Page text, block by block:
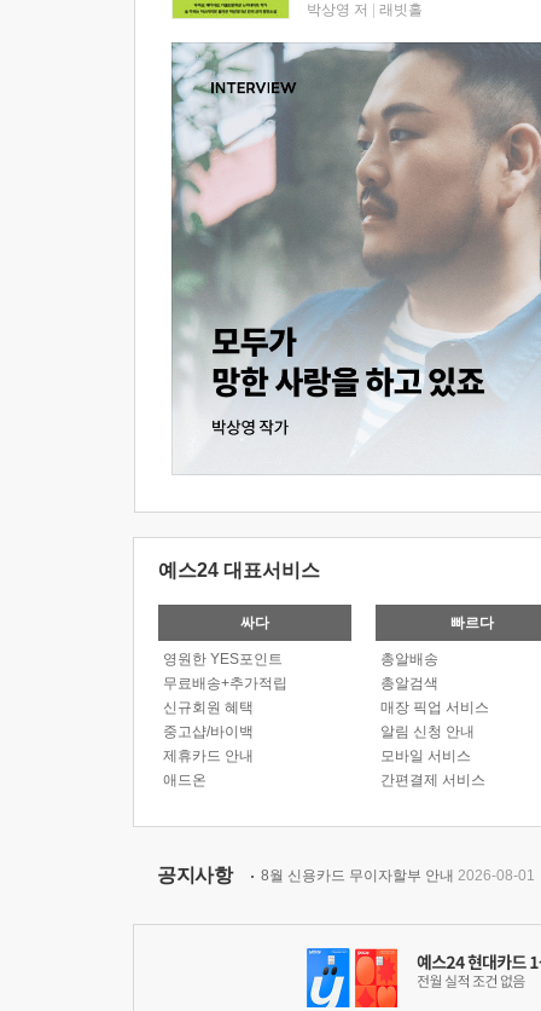
박상영 저 래빗홀
예스24 대표서비스
싸다
영원한 YES포인트
무료배송+추가적립
신규회원 혜택
중고샵/바이백
제휴카드 안내
애드온
빠르다
총알배송
총알검색
매장 픽업 서비스
알림 신청 안내
모바일 서비스
간편결제 서비스
공지사항 8월 신용카드 무이자할부 안내 2026-08-01